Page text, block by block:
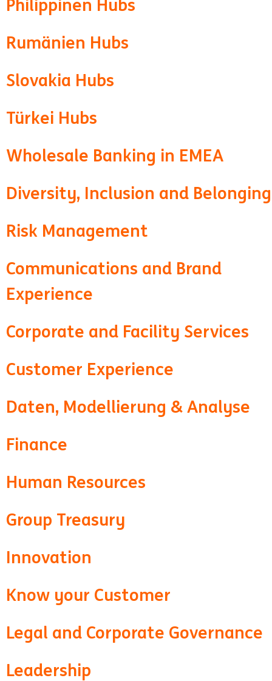
Philippinen Hubs
Rumänien Hubs
Slovakia Hubs
Türkei Hubs
Wholesale Banking in EMEA
Diversity, Inclusion and Belonging
Risk Management
Communications and Brand
Experience
Corporate and Facility Services
Customer Experience
Daten, Modellierung & Analyse
Finance
Human Resources
Group Treasury
Innovation
Know your Customer
Legal and Corporate Governance
Leadership